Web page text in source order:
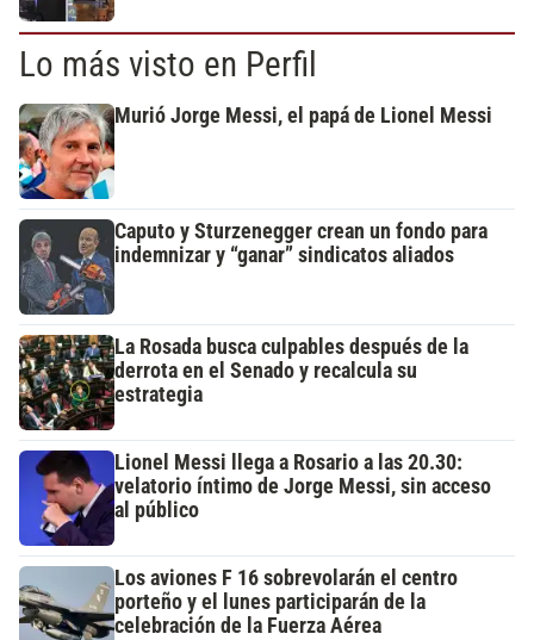
Lo más visto en Perfil
Murió Jorge Messi, el papá de Lionel Messi
Caputo y Sturzenegger crean un fondo para
indemnizar y “ganar” sindicatos aliados
La Rosada busca culpables después de la
derrota en el Senado y recalcula su
estrategia
Lionel Messi llega a Rosario a las 20.30:
velatorio íntimo de Jorge Messi, sin acceso
al público
Los aviones F 16 sobrevolarán el centro
porteño y el lunes participarán de la
celebración de la Fuerza Aérea